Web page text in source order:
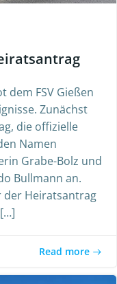
dem FSV Gießen
Zunächst
die offizielle
Namen
Grabe-Bolz und
Bullmann an.
der Heiratsantrag
Read more